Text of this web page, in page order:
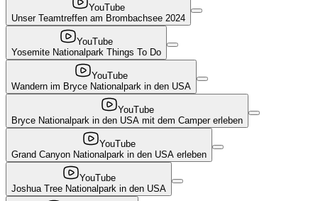
YouTube
Unser Teamtreffen am Brombachsee 2024
YouTube
Yosemite Nationalpark Things To Do
YouTube
Wandern im Bryce Nationalpark in den USA
YouTube
Bryce Nationalpark in den USA mit dem Camper erleben
YouTube
Grand Canyon Nationalpark in den USA erleben
YouTube
Joshua Tree Nationalpark in den USA